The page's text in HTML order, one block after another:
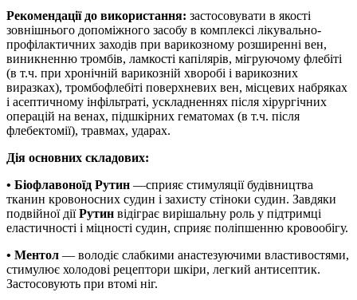
Рекомендації до використання: застосовувати в якості
зовнішнього допоміжного засобу в комплексі лікувально-
профілактичних заходів при варикозному розширенні вен,
виникненню тромбів, ламкості капілярів, мігруючому флебіті
(в т.ч. при хронічній варикозній хворобі і варикозних
виразках), тромбофлебіті поверхневих вен, місцевих набряках
і асептичному інфільтраті, ускладненнях після хірургічних
операцій на венах, підшкірних гематомах (в т.ч. після
флебектомії), травмах, ударах.
Дія основних складових:
• Біофлавоноїд Рутин —сприяє стимуляції будівництва
тканин кровоносних судин і захисту стіноки судин. Завдяки
подвійної діїРутин відіграє вирішальну роль у підтримці
еластичності і міцності судин, сприяє поліпшенню кровообігу.
• Ментол — володіє слабкими анастезуючими властивостями,
стимулює холодові рецептори шкіри, легкий антисептик.
Застосовують при втомі ніг.